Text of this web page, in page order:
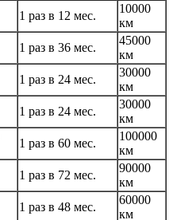
1 раз в 12 мес.
10000
км
1 раз в 36 мес.
45000
км
1 раз в 24 мес.
30000
км
1 раз в 24 мес.
30000
км
1 раз в 60 мес.
100000
км
1 раз в 72 мес.
90000
км
1 раз в 48 мес.
60000
км